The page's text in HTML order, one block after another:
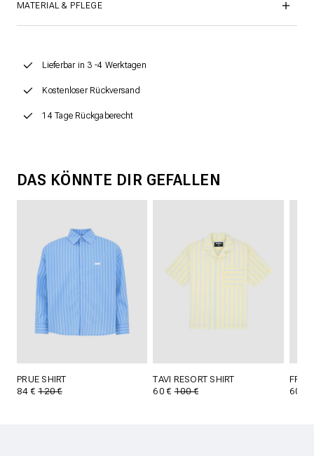
MATERIAL & PFLEGE
Lieferbar in 3 -4 Werktagen
Kostenloser Rückversand
14 Tage Rückgaberecht
DAS KÖNNTE DIR GEFALLEN
PRUE SHIRT
84 €120 €
TAVI RESORT SHIRT
60 €100 €
60 €